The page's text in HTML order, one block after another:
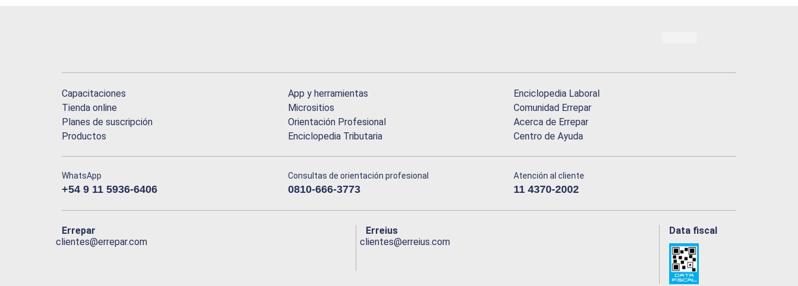
Capacitaciones
Tienda online
Planes de suscripción
Productos
App y herramientas
Micrositios
Orientación Profesional
Enciclopedia Tributaria
Enciclopedia Laboral
Comunidad Errepar
Acerca de Errepar
Centro de Ayuda
WhatsApp
+54 9 11 5936-6406
Consultas de orientación profesional
0810-666-3773
Atención al cliente
11 4370-2002
Errepar
clientes@errepar.com
Erreius
clientes@erreius.com
Data fiscal